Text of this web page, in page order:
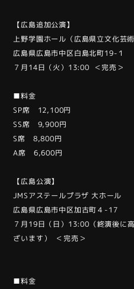
【広島追加公演】
上野学園ホール（広島県立文化芸術
広島県広島市中区白島北町19-１
７月14日（火）13:00 ＜完売＞
■料金
SP席 12,100円
SS席 9,900円
S席 8,800円
A席 6,600円
【広島公演】
JMSアステールプラザ 大ホール
広島県広島市中区加古町４-17
７月19日（日）13:00（終演後に
ざいます） ＜完売＞
■料金